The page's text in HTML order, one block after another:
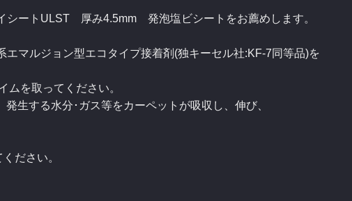
シートULST 厚み4.5mm 発泡塩ビシートをお薦めします。
エマルジョン型エコタイプ接着剤(独キーセル社:KF-7同等品)を
を取ってください。
生する水分･ガス等をカーペットが吸収し、伸び、
ださい。